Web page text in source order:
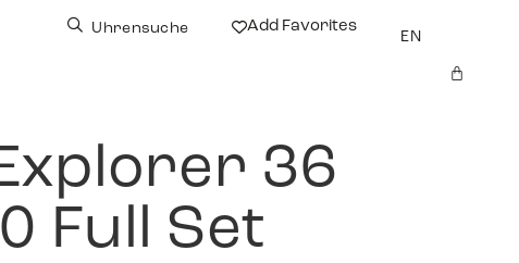
Uhrensuche Add Favorites
EN
36
Full Set